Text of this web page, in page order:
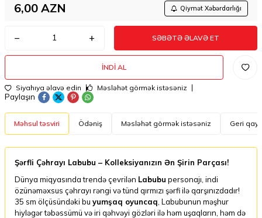
6,00 AZN Qiymət Xəbərdarlığı
SƏBƏTƏ ƏLAVƏ ET
İNDI AL
Siyahıya əlavə edin Məsləhət görmək istəsəniz
Paylaşın
Məhsul təsviri Ödəniş Məsləhət görmək istəsəniz Geri
Şərfli Çəhrayı Labubu – Kolleksiyanızın Ən Şirin Parçası!
Dünya miqyasında trendə çevrilən Labubu personajı, indi
özünəməxsus çəhrayı rəngi və tünd qırmızı şərfi ilə qarşınızdadır!
35 sm ölçüsündəki bu yumşaq oyuncaq , Labubunun məşhur
hiyləgər təbəssümü və iri qəhvəyi gözləri ilə həm uşaqların, həm də